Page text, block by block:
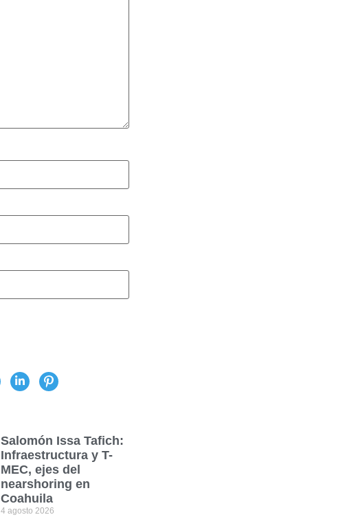
Salomón Issa Tafich:
Infraestructura y T-
MEC, ejes del
nearshoring en
Coahuila
4 agosto 2026